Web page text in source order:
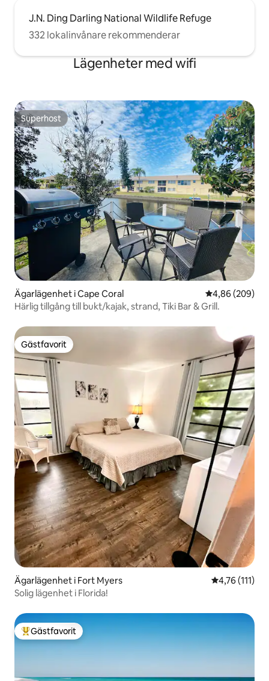
J.N. Ding Darling National Wildlife Refuge
332 lokalinvånare rekommenderar
Lägenheter med wifi
Superhost
Superhost
Ägarlägenhet i Cape Coral 4,86 av 5 i
4,86 (209)
Härlig tillgång till bukt/kajak, strand, Tiki Bar & Grill.
Gästfavorit
Gästfavorit
Ägarlägenhet i Fort Myers 4,76 av 5 i
4,76 (111)
Solig lägenhet i Florida!
Populär gästfavorit
Gästfavorit